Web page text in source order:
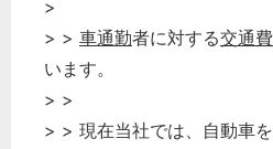
>
> > 車通勤者に対する交通費
います。
> >
> > 現在当社では、自動車